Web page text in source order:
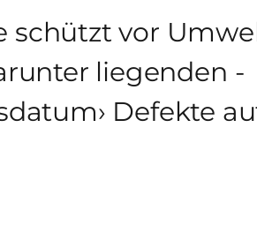
schützt vor
liegenden
Defekte